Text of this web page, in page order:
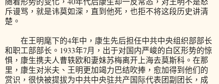
斥谩骂，就是讳莫如深，直到他死，也拒不将这段历史讲清
楚。
在王明麾下的4年中，康生先后担任中共中央组织部部长
和职工部部长。1933年7月，出于对国内严峻的白区形势的惊
惧，康生携夫人曹轶欧和妻妹苏梅离开上海去莫斯科。在那
里，康生对米夫、王明更加竭力巴结吹捧，愈加得到他们的
赏识，很快被提拔为中共中央驻共产国际代表团副团长，成